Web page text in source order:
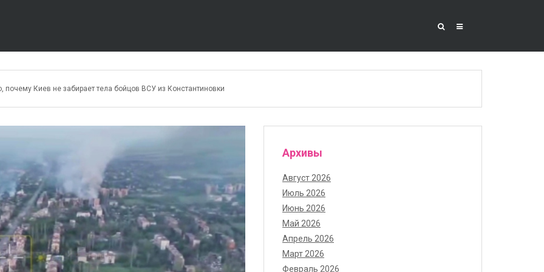
почему Киев не забирает тела бойцов ВСУ из Константиновки
Архивы
Август 2026
Июль 2026
Июнь 2026
Май 2026
Апрель 2026
Март 2026
Февраль 2026